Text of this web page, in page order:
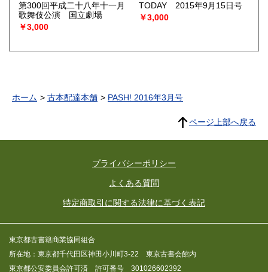
第300回平成二十八年十一月
歌舞伎公演 国立劇場
￥3,000
TODAY 2015年9月15日号
￥3,000
ホーム 古本配達本舗 PASH! 2016年3月号
ページ上部へ戻る
プライバシーポリシー
よくある質問
特定商取引に関する法律に基づく表記
東京都古書籍商業協同組合
所在地：東京都千代田区神田小川町3-22 東京古書会館内
東京都公安委員会許可済 許可番号 301026602392